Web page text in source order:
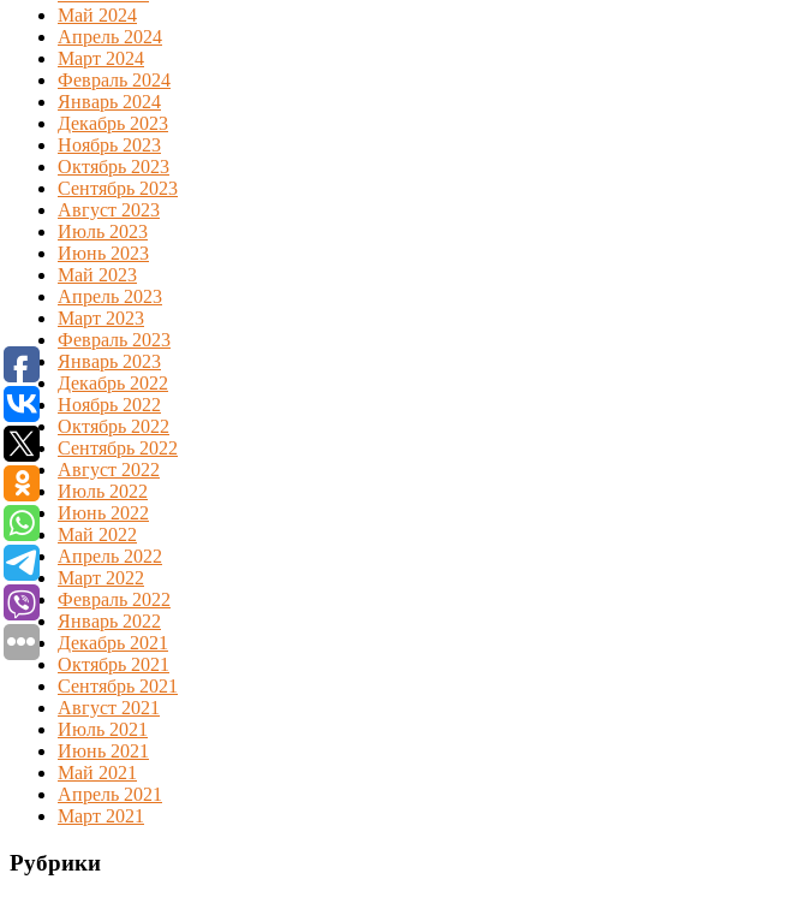
Май 2024
Апрель 2024
Март 2024
Февраль 2024
Январь 2024
Декабрь 2023
Ноябрь 2023
Октябрь 2023
Сентябрь 2023
Август 2023
Июль 2023
Июнь 2023
Май 2023
Апрель 2023
Март 2023
Февраль 2023
Январь 2023
Декабрь 2022
Ноябрь 2022
Октябрь 2022
Сентябрь 2022
Август 2022
Июль 2022
Июнь 2022
Май 2022
Апрель 2022
Март 2022
Февраль 2022
Январь 2022
Декабрь 2021
Октябрь 2021
Сентябрь 2021
Август 2021
Июль 2021
Июнь 2021
Май 2021
Апрель 2021
Март 2021
Рубрики